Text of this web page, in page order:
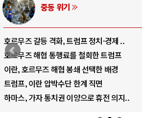
AI와 인간
중국 AI, 저가 공세로 글로벌 토큰 시..
AI 국부펀드 구상 놓고 미국 진보진영 ..
AI 데이터센터 반대 투쟁은 새로운 글로..
AI의 숨은 환경 비용: 데이터센터 확산..
AI는 어떻게 미국 민주주의를 잠식하고 ..